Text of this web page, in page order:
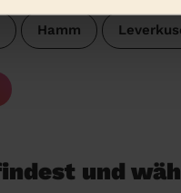
Hamm
und